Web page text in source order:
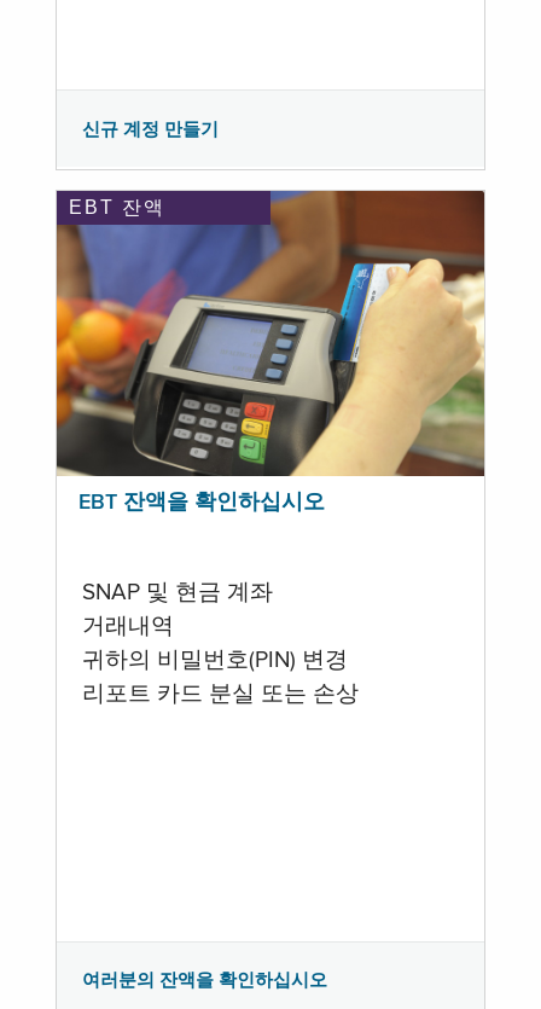
신규 계정 만들기
EBT 잔액
EBT 잔액을 확인하십시오
SNAP 및 현금 계좌
거래내역
귀하의 비밀번호(PIN) 변경
리포트 카드 분실 또는 손상
여러분의 잔액을 확인하십시오